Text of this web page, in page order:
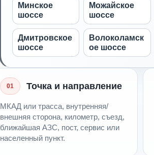
Минское
шоссе
Можайское
шоссе
Дмитровское
шоссе
Волоколамск
ое шоссе
01 Точка и направление
МКАД или трасса, внутренняя/
внешняя сторона, километр, съезд,
ближайшая АЗС, пост, сервис или
населенный пункт.